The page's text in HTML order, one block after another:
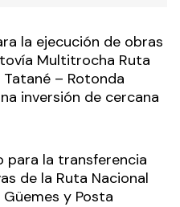
la ejecución de obras
Multitrocha Ruta
Tatané – Rotonda
inversión de cercana
para la transferencia
de la Ruta Nacional
y Posta